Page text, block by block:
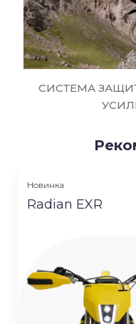
СИСТЕМА
Radian EXR
Новинка